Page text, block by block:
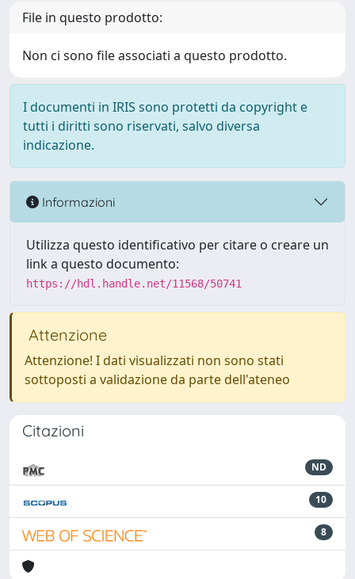
File in questo prodotto:
Non ci sono file associati a questo prodotto.
I documenti in IRIS sono protetti da copyright e
tutti i diritti sono riservati, salvo diversa
indicazione.
Informazioni
Utilizza questo identificativo per citare o creare un
link a questo documento:
https://hdl.handle.net/11568/50741
Attenzione
Attenzione! I dati visualizzati non sono stati
sottoposti a validazione da parte dell'ateneo
Citazioni
ND
10
8